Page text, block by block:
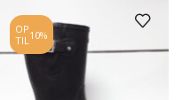
OP
TIL10%